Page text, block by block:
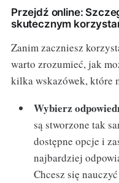
Przejdź online:
skutecznym
Zanim zaczniesz
warto zrozumieć, jak
kilka wskazówek, które
Wybierz
są stworzone tak
dostępne opcje i
najbardziej
Chcesz się